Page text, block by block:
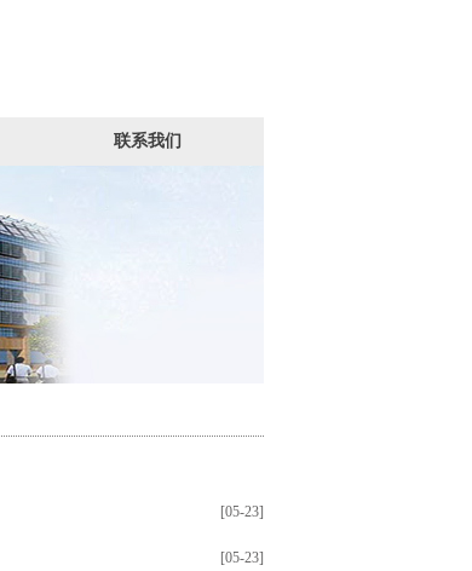
联系我们
[05-23]
[05-23]